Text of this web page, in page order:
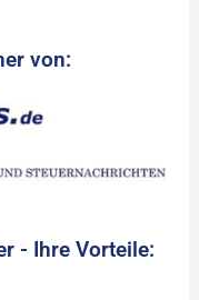
von:
- Ihre Vorteile: